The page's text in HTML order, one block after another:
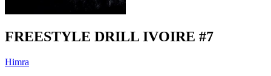
FREESTYLE DRILL IVOIRE #7
Himra